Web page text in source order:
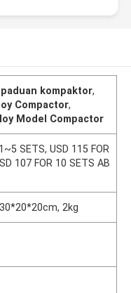
kompaktor,
Compactor,
Model Compactor
SETS, USD 115 FOR
107 FOR 10 SETS AB
2kg